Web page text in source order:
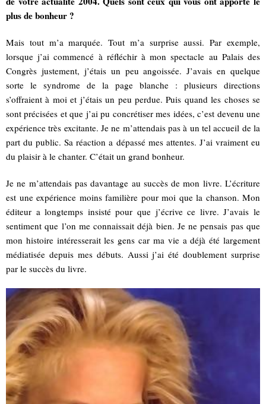
plus de bonheur ?
Mais tout m’a marquée. Tout m’a surprise aussi. Par exemple,
lorsque j’ai commencé à réfléchir à mon spectacle au Palais des
Congrès justement, j’étais un peu angoissée. J’avais en quelque
sorte le syndrome de la page blanche : plusieurs directions
s’offraient à moi et j’étais un peu perdue. Puis quand les choses se
sont précisées et que j’ai pu concrétiser mes idées, c’est devenu une
expérience très excitante. Je ne m’attendais pas à un tel accueil de la
part du public. Sa réaction a dépassé mes attentes. J’ai vraiment eu
du plaisir à le chanter. C’était un grand bonheur.
Je ne m’attendais pas davantage au succès de mon livre. L’écriture
est une expérience moins familière pour moi que la chanson. Mon
éditeur a longtemps insisté pour que j’écrive ce livre. J’avais le
sentiment que l’on me connaissait déjà bien. Je ne pensais pas que
mon histoire intéresserait les gens car ma vie a déjà été largement
médiatisée depuis mes débuts. Aussi j’ai été doublement surprise
par le succès du livre.